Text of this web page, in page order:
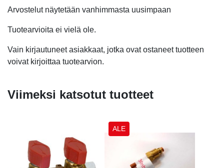
Arvostelut näytetään vanhimmasta uusimpaan
Tuotearvioita ei vielä ole.
Vain kirjautuneet asiakkaat, jotka ovat ostaneet tuotteen
voivat kirjoittaa tuotearvion.
Viimeksi katsotut tuotteet
ALE